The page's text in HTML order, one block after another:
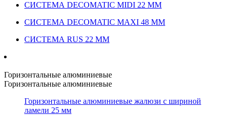
СИСТЕМА DECOMATIC MIDI 22 ММ
СИСТЕМА DECOMATIC MAXI 48 ММ
СИСТЕМА RUS 22 ММ
Горизонтальные алюминиевые
Горизонтальные алюминиевые
Горизонтальные алюминиевые жалюзи с шириной
ламели 25 мм